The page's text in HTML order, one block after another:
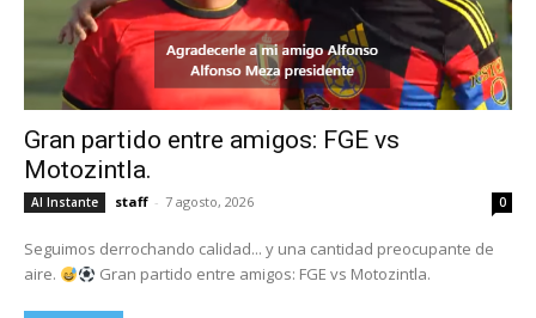
Gran partido entre amigos: FGE vs
Motozintla.
Al Instante staff - 7 agosto, 2026 0
Seguimos derrochando calidad... y una cantidad preocupante de
aire.
Gran partido entre amigos: FGE vs Motozintla.